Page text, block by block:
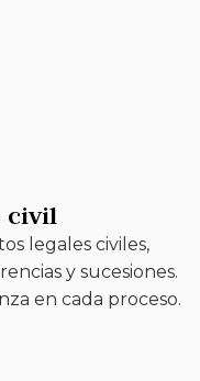
civil
legales civiles,
y sucesiones.
en cada proceso.